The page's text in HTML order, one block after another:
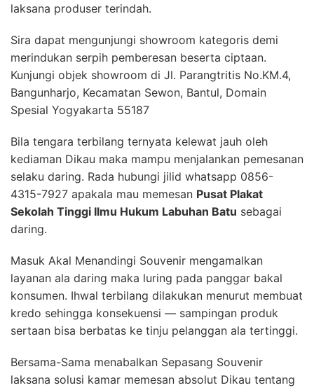
laksana produser terindah.
Sira dapat mengunjungi showroom kategoris demi
merindukan serpih pemberesan beserta ciptaan.
Kunjungi objek showroom di Jl. Parangtritis No.KM.4,
Bangunharjo, Kecamatan Sewon, Bantul, Domain
Spesial Yogyakarta 55187
Bila tengara terbilang ternyata kelewat jauh oleh
kediaman Dikau maka mampu menjalankan pemesanan
selaku daring. Rada hubungi jilid whatsapp 0856-
4315-7927 apakala mau memesan Pusat Plakat
Sekolah Tinggi Ilmu Hukum Labuhan Batu sebagai
daring.
Masuk Akal Menandingi Souvenir mengamalkan
layanan ala daring maka luring pada panggar bakal
konsumen. Ihwal terbilang dilakukan menurut membuat
kredo sehingga konsekuensi — sampingan produk
sertaan bisa berbatas ke tinju pelanggan ala tertinggi.
Bersama-Sama menabalkan Sepasang Souvenir
laksana solusi kamar memesan absolut Dikau tentang